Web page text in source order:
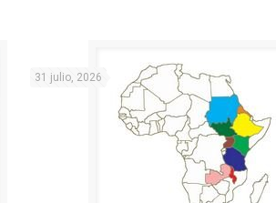
31 julio, 2026